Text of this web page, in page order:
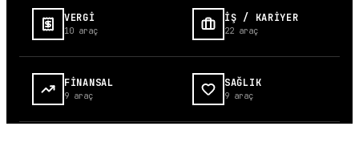
VERGİ
10 araç
İŞ / KARİYER
22 araç
FİNANSAL
9 araç
SAĞLIK
9 araç